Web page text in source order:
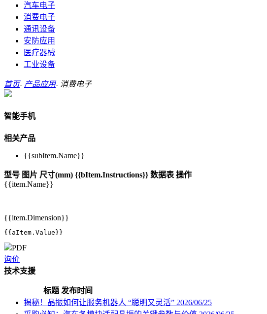
汽车电子
消费电子
通讯设备
安防应用
医疗器械
工业设备
首页- 产品应用- 消费电子
智能手机
相关产品
{{subItem.Name}}
型号 图片 尺寸(mm) {{bItem.Instructions}} 数据表 操作
{{item.Name}}
{{item.Dimension}}
{{aItem.Value}}
PDF
询价
技术支援
标题 发布时间
揭秘！晶振如何让服务机器人 “聪明又灵活” 2026/06/25